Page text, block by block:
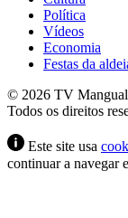
Política
Vídeos
Economia
Festas da
© 2026 TV
Todos os direitos
Este site usa
continuar a navegar